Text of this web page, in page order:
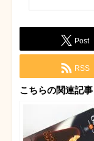
Post
RSS
こちらの関連記事